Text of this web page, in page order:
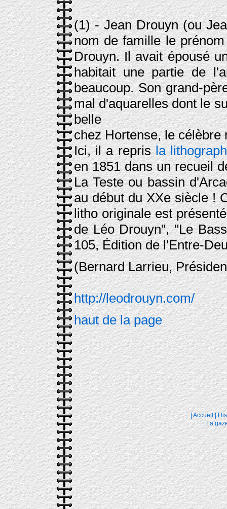
(1)- Jean Drouyn (ou
nom de famille le
Drouyn. Il avait épousé
habitait une partie de
beaucoup. Son grand-
mal d'aquarelles dont le
belle
chez Hortense, le
Ici, il a reprisla
en 1851 dans un recueil
La Teste ou bassin
au début du XXe siècle !
litho originale est
de Léo Drouyn", "Le
105, Édition de l'Entre-
(Bernard Larrieu,
http://leodrouyn.com/
haut de la page
Accueil |
| La